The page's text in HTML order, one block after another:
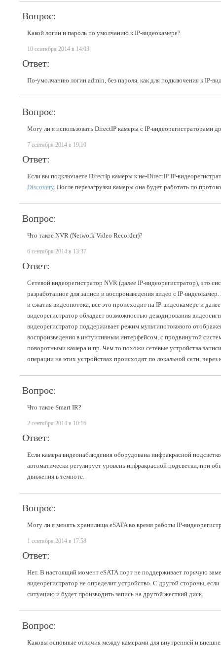
Вопрос:
Какой логин и пароль по умолчанию к IP-видеокамере?
10 сентября 2014 в 14:03
Ответ:
По-умолчанию логин admin, без пароля, как для подключения к IP-
Вопрос:
Могу ли я использовать DirectIP камеры с IP-видеорегистраторами
7 сентября 2014 в 19:10
Ответ:
Если вы подключаете DirectIp камеры к не-DirectIP IP-
Discovery. После перезагрузки камеры она будет работать по
Вопрос:
Что такое NVR (Network Video Recorder)?
6 сентября 2014 в 13:37
Ответ:
Сетевой видеорегистратор NVR (далее IP-видеорегистратор), это
разработанное для записи и воспроизведения видео с IP-
и сжатия видеопотока, все это происходит на IP-видеокамере и
видеорегистратор обладает возможностью декодирования
видеорегистратор поддерживает режим мультипотокового
воспроизведения в интуитивным интерфейсом, с продвинутой
поворотными камера и пр. Чем то похожи сетевые устройства
операции на этих устройствах происходят по локальной сети, через
Вопрос:
Что такое Smart IR?
2 сентября 2014 в 10:16
Ответ:
Если камера видеонаблюдения оборудована инфракрасной
автоматически регулирует уровень инфракрасной подсветки, при
движения в темноте.
Вопрос:
Могу ли я менять хранилища eSATA во время работы IP-
1 сентября 2014 в 17:58
Ответ:
Нет. В настоящий момент eSATA порт не поддерживает горячую
видеорегистратор не определит устройство. С другой стороны,
ситуацию и будет производить запись на другой жесткий диск.
Вопрос:
Каковы основные отличия между камерами для внутренней и